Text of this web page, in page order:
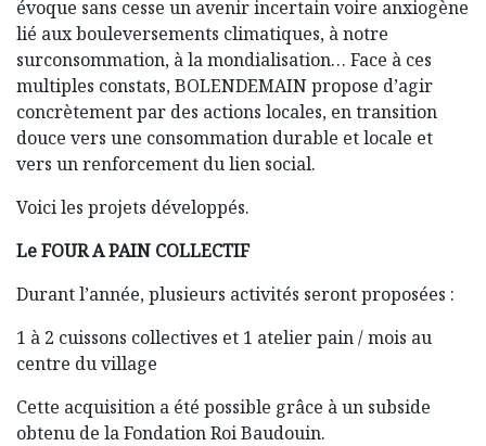
évoque sans cesse un avenir incertain voire anxiogène
lié aux bouleversements climatiques, à notre
surconsommation, à la mondialisation… Face à ces
multiples constats, BOLENDEMAIN propose d’agir
concrètement par des actions locales, en transition
douce vers une consommation durable et locale et
vers un renforcement du lien social.
Voici les projets développés.
Le FOUR A PAIN COLLECTIF
Durant l’année, plusieurs activités seront proposées :
1 à 2 cuissons collectives et 1 atelier pain / mois au
centre du village
Cette acquisition a été possible grâce à un subside
obtenu de la Fondation Roi Baudouin.